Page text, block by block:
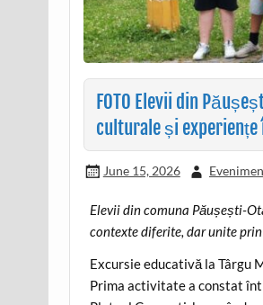
FOTO Elevii din
culturale și
June 15, 2026
Elevii din comuna Păușești-
contexte diferite, dar unite
Excursie educativă la Târgu
Prima activitate a constat